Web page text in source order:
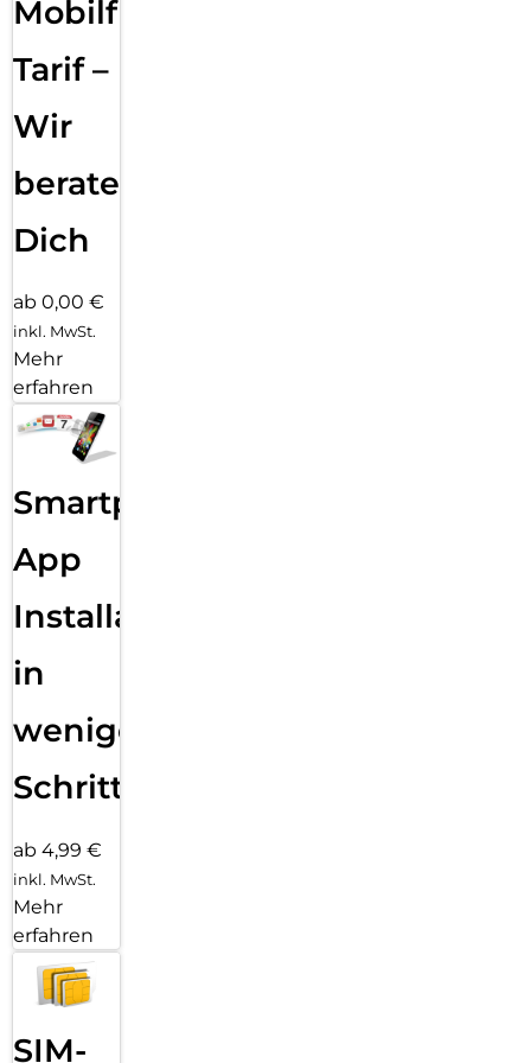
Mobilfunk
Tarif –
Wir
beraten
Dich
ab 0,00 €
inkl. MwSt.
Mehr
erfahren
Smartphone
App
Installation
in
wenigen
Schritten
ab 4,99 €
inkl. MwSt.
Mehr
erfahren
SIM-